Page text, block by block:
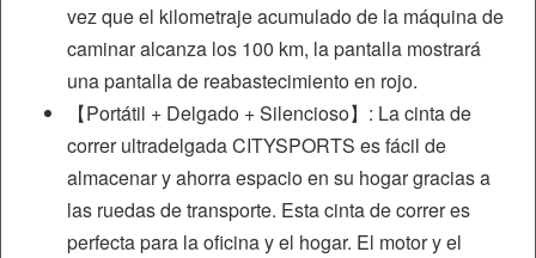
vez que el kilometraje acumulado de la máquina de
caminar alcanza los 100 km, la pantalla mostrará
una pantalla de reabastecimiento en rojo.
【Portátil + Delgado + Silencioso】: La cinta de
correr ultradelgada CITYSPORTS es fácil de
almacenar y ahorra espacio en su hogar gracias a
las ruedas de transporte. Esta cinta de correr es
perfecta para la oficina y el hogar. El motor y el